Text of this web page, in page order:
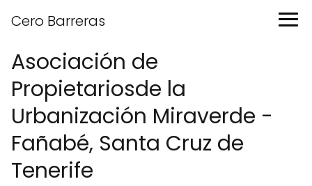
Cero Barreras
Asociación de
Propietariosde la
Urbanización Miraverde -
Fañabé, Santa Cruz de
Tenerife